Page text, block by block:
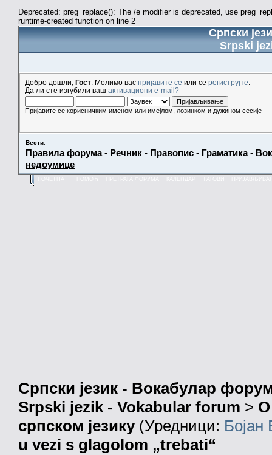
Deprecated: preg_replace(): The /e modifier is deprecated, use
runtime-created function on line 2
Српски
Srpski
Добро дошли, Гост . Молимо вас пријавите се или се региструјте
Да ли сте изгубили ваш активациони e-mail?
Пријавите се корисничким именом или имејлом, лозинком и дужином сесије
Вести:
Правила форума- Речник - Правопис - Граматика-
недоумице
КАЛЕНДАР
Српски језик - Вокабулар
Srpski jezik - Vokabular forum > О
српском језику(Уредници:
u vezi s glagolom „trebati“